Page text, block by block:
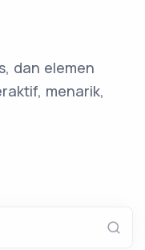
dan elemen
menarik,